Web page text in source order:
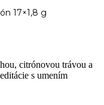
17×1,8 g
citrónovou trávou a
s umením